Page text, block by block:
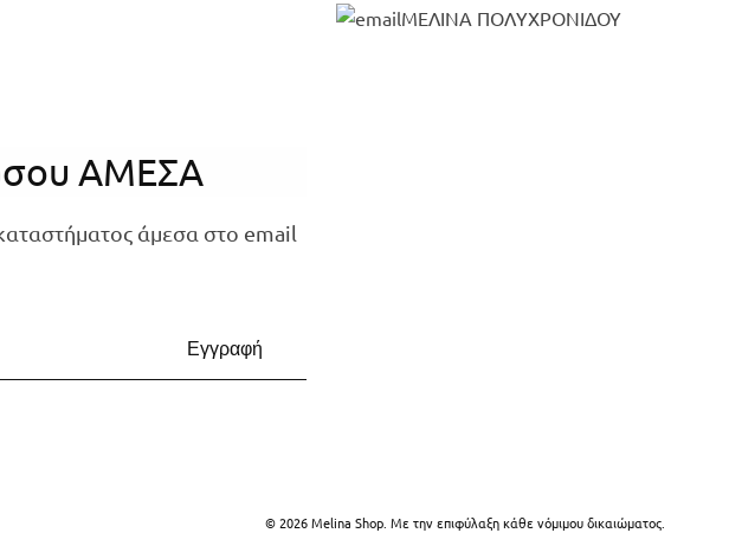
ΜΕΛΙΝΑ ΠΟΛΥΧΡΟΝΙΔΟΥ
ΑΜΕΣΑ
άμεσα στο email
©2026Melina Shop. Με την επιφύλαξη κάθε νόμιμου δικαιώματος.